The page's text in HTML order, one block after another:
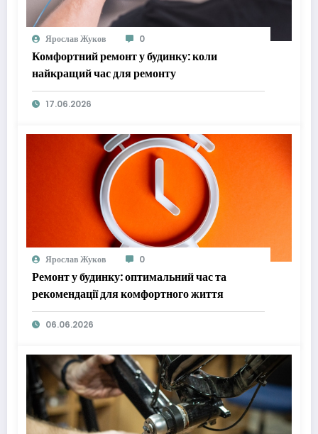
Ярослав Жуков 0
Комфортний ремонт у будинку: коли
найкращий час для ремонту
17.06.2026
Ярослав Жуков 0
Ремонт у будинку: оптимальний час та
рекомендації для комфортного життя
06.06.2026